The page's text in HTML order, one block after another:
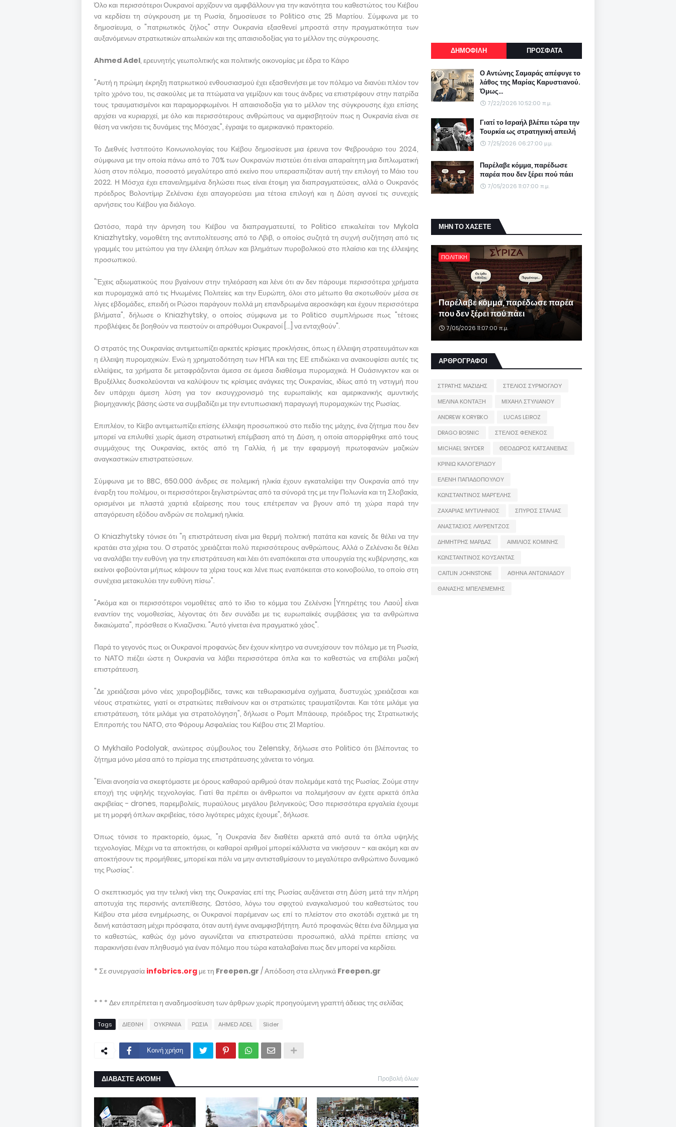
Όλο και περισσότεροι Ουκρανοί αρχίζουν να αμφιβάλλουν για την ικανότητα του καθεστώτος του Κιέβου
να κερδίσει τη σύγκρουση με τη Ρωσία, δημοσίευσε το Politico στις 25 Μαρτίου. Σύμφωνα με το
δημοσίευμα, ο "πατριωτικός ζήλος" στην Ουκρανία εξασθενεί μπροστά στην πραγματικότητα των
αυξανόμενων στρατιωτικών απωλειών και της απαισιοδοξίας για το μέλλον της σύγκρουσης.
Ahmed Adel, ερευνητής γεωπολιτικής και πολιτικής οικονομίας με έδρα το Κάιρο
"Αυτή η πρώιμη έκρηξη πατριωτικού ενθουσιασμού έχει εξασθενήσει με τον πόλεμο να διανύει πλέον τον
τρίτο χρόνο του, τις σακούλες με τα πτώματα να γεμίζουν και τους άνδρες να επιστρέφουν στην πατρίδα
τους τραυματισμένοι και παραμορφωμένοι. Η απαισιοδοξία για το μέλλον της σύγκρουσης έχει επίσης
αρχίσει να κυριαρχεί, με όλο και περισσότερους ανθρώπους να αμφισβητούν πως η Ουκρανία είναι σε
θέση να νικήσει τις δυνάμεις της Μόσχας", έγραψε το αμερικανικό πρακτορείο.
Το Διεθνές Ινστιτούτο Κοινωνιολογίας του Κιέβου δημοσίευσε μια έρευνα τον Φεβρουάριο του 2024,
σύμφωνα με την οποία πάνω από το 70% των Ουκρανών πιστεύει ότι είναι απαραίτητη μια διπλωματική
λύση στον πόλεμο, ποσοστό μεγαλύτερο από εκείνο που υπερασπιζόταν αυτή την επιλογή το Μάιο του
2022. Η Μόσχα έχει επανειλημμένα δηλώσει πως είναι έτοιμη για διαπραγματεύσεις, αλλά ο Ουκρανός
πρόεδρος Βολοντίμιρ Ζελένσκι έχει απαγορεύσει μια τέτοια επιλογή και η Δύση αγνοεί τις συνεχείς
αρνήσεις του Κιέβου για διάλογο.
Ωστόσο, παρά την άρνηση του Κιέβου να διαπραγματευτεί, το Politico επικαλείται τον Mykola
Kniazhytsky, νομοθέτη της αντιπολίτευσης από το Λβιβ, ο οποίος συζητά τη συχνή συζήτηση από τις
γραμμές του μετώπου για την έλλειψη όπλων και βλημάτων πυροβολικού στο πλαίσιο και της έλλειψης
προσωπικού.
"Έχεις αξιωματικούς που βγαίνουν στην τηλεόραση και λένε ότι αν δεν πάρουμε περισσότερα χρήματα
και πυρομαχικά από τις Ηνωμένες Πολιτείες και την Ευρώπη, όλοι στο μέτωπο θα σκοτωθούν μέσα σε
λίγες εβδομάδες, επειδή οι Ρώσοι παράγουν πολλά μη επανδρωμένα αεροσκάφη και έχουν περισσότερα
βλήματα", δήλωσε ο Kniazhytsky, ο οποίος σύμφωνα με το Politico συμπλήρωσε πως "τέτοιες
προβλέψεις δε βοηθούν να πειστούν οι απρόθυμοι Ουκρανοί [...] να ενταχθούν".
Ο στρατός της Ουκρανίας αντιμετωπίζει αρκετές κρίσιμες προκλήσεις, όπως η έλλειψη στρατευμάτων και
η έλλειψη πυρομαχικών. Ενώ η χρηματοδότηση των ΗΠΑ και της ΕΕ επιδιώκει να ανακουφίσει αυτές τις
ελλείψεις, τα χρήματα δε μεταφράζονται άμεσα σε άμεσα διαθέσιμα πυρομαχικά. Η Ουάσινγκτον και οι
Βρυξέλλες δυσκολεύονται να καλύψουν τις κρίσιμες ανάγκες της Ουκρανίας, ιδίως από τη νστιγμή που
δεν υπάρχει άμεση λύση για τον εκσυγχρονισμό της ευρωπαϊκής και αμερικανικής αμυντικής
βιομηχανικής βάσης ώστε να συμβαδίζει με την εντυπωσιακή παραγωγή πυρομαχικών της Ρωσίας.
Επιπλέον, το Κίεβο αντιμετωπίζει επίσης έλλειψη προσωπικού στο πεδίο της μάχης, ένα ζήτημα που δεν
μπορεί να επιλυθεί χωρίς άμεση στρατιωτική επέμβαση από τη Δύση, η οποία απορρίφθηκε από τους
συμμάχους της Ουκρανίας, εκτός από τη Γαλλία, ή με την εφαρμογή πρωτοφανών μαζικών
αναγκαστικών επιστρατεύσεων.
Σύμφωνα με το BBC, 650.000 άνδρες σε πολεμική ηλικία έχουν εγκαταλείψει την Ουκρανία από την
έναρξη του πολέμου, οι περισσότεροι ξεγλιστρώντας από τα σύνορά της με την Πολωνία και τη Σλοβακία,
ορισμένοι με πλαστά χαρτιά εξαίρεσης που τους επέτρεπαν να βγουν από τη χώρα παρά την
απαγόρευση εξόδου ανδρών σε πολεμική ηλικία.
Ο Kniazhytsky τόνισε ότι "η επιστράτευση είναι μια θερμή πολιτική πατάτα και κανείς δε θέλει να την
κρατάει στα χέρια του. Ο στρατός χρειάζεται πολύ περισσότερους ανθρώπους. Αλλά ο Ζελένσκι δε θέλει
να αναλάβει την ευθύνη για την επιστράτευση και λέει ότι εναπόκειται στα υπουργεία της κυβέρνησης, και
εκείνοι φοβούνται μήπως κάψουν τα χέρια τους και λένε πως εναπόκειται στο κοινοβούλιο, το οποίο στη
συνέχεια μετακυλύει την ευθύνη πίσω".
"Ακόμα και οι περισσότεροι νομοθέτες από το ίδιο το κόμμα του Ζελένσκι [Υπηρέτης του Λαού] είναι
εναντίον της νομοθεσίας, λέγοντας ότι δεν συνάδει με τις ευρωπαϊκές συμβάσεις για τα ανθρώπινα
δικαιώματα", πρόσθεσε ο Κνιαζίνσκι. "Αυτό γίνεται ένα πραγματικό χάος".
Παρά το γεγονός πως οι Ουκρανοί προφανώς δεν έχουν κίνητρο να συνεχίσουν τον πόλεμο με τη Ρωσία,
το ΝΑΤΟ πιέζει ώστε η Ουκρανία να λάβει περισσότερα όπλα και το καθεστώς να επιβάλει μαζική
επιστράτευση.
"Δε χρειάζεσαι μόνο νέες χειροβομβίδες, τανκς και τεθωρακισμένα οχήματα, δυστυχώς χρειάζεσαι και
νέους στρατιώτες, γιατί οι στρατιώτες πεθαίνουν και οι στρατιώτες τραυματίζονται. Και τότε μιλάμε για
επιστράτευση, τότε μιλάμε για στρατολόγηση", δήλωσε ο Ρομπ Μπάουερ, πρόεδρος της Στρατιωτικής
Επιτροπής του ΝΑΤΟ, στο Φόρουμ Ασφαλείας του Κιέβου στις 21 Μαρτίου.
Ο Mykhailo Podolyak, ανώτερος σύμβουλος του Zelensky, δήλωσε στο Politico ότι βλέποντας το
ζήτημα μόνο μέσα από το πρίσμα της επιστράτευσης χάνεται το νόημα.
"Είναι ανοησία να σκεφτόμαστε με όρους καθαρού αριθμού όταν πολεμάμε κατά της Ρωσίας. Ζούμε στην
εποχή της υψηλής τεχνολογίας. Γιατί θα πρέπει οι άνθρωποι να πολεμήσουν αν έχετε αρκετά όπλα
ακριβείας - drones, παρεμβολείς, πυραύλους μεγάλου βεληνεκούς; Όσο περισσότερα εργαλεία έχουμε
με τη μορφή όπλων ακριβείας, τόσο λιγότερες μάχες έχουμε", δήλωσε.
Όπως τόνισε το πρακτορείο, όμως, "η Ουκρανία δεν διαθέτει αρκετά από αυτά τα όπλα υψηλής
τεχνολογίας. Μέχρι να τα αποκτήσει, οι καθαροί αριθμοί μπορεί κάλλιστα να νικήσουν - και ακόμη και αν
αποκτήσουν τις προμήθειες, μπορεί και πάλι να μην αντισταθμίσουν το μεγαλύτερο ανθρώπινο δυναμικό
της Ρωσίας".
Ο σκεπτικισμός για την τελική νίκη της Ουκρανίας επί της Ρωσίας αυξάνεται στη Δύση μετά την πλήρη
αποτυχία της περσινής αντεπίθεσης. Ωστόσο, λόγω του σφιχτού εναγκαλισμού του καθεστώτος του
Κιέβου στα μέσα ενημέρωσης, οι Ουκρανοί παρέμεναν ως επί το πλείστον στο σκοτάδι σχετικά με τη
δεινή κατάσταση μέχρι πρόσφατα, όταν αυτή έγινε αναμφισβήτητη. Αυτό προφανώς θέτει ένα δίλημμα για
το καθεστώς, καθώς όχι μόνο αγωνίζεται να επιστρατεύσει προσωπικό, αλλά πρέπει επίσης να
παρακινήσει έναν πληθυσμό για έναν πόλεμο που τώρα καταλαβαίνει πως δεν μπορεί να κερδίσει.
* Σε συνεργασία infobrics.org με τη Freepen.gr / Απόδοση στα ελληνικά Freepen.gr
* * * Δεν επιτρέπεται η αναδημοσίευση των άρθρων χωρίς προηγούμενη γραπτή άδειας της σελίδας
Tags ΔΙΕΘΝΗ ΟΥΚΡΑΝΙΑ ΡΩΣΙΑ AHMED ADEL Slider
Κοινή χρήση
ΔΙΑΒΑΣΤΕ ΑΚΌΜΗ Προβολή όλων
ΔΗΜΟΦΙΛΗ ΠΡΟΣΦΑΤΑ
Ο Αντώνης Σαμαράς απέφυγε το
λάθος της Μαρίας Καρυστιανού.
Όμως...
7/22/2026 10:52:00 π.μ.
Γιατί το Ισραήλ βλέπει τώρα την
Τουρκία ως στρατηγική απειλή
7/25/2026 06:27:00 μ.μ.
Παρέλαβε κόμμα, παρέδωσε
παρέα που δεν ξέρει πού πάει
7/05/2026 11:07:00 π.μ.
ΜΗΝ ΤΟ ΧΑΣΕΤΕ
ΠΟΛΙΤΙΚΗ
Παρέλαβε κόμμα, παρέδωσε παρέα
που δεν ξέρει πού πάει
7/05/2026 11:07:00 π.μ.
ΑΡΘΡΟΓΡΑΦΟΙ
ΣΤΡΑΤΗΣ ΜΑΖΙΔΗΣ
ΣΤΕΛΙΟΣ ΣΥΡΜΟΓΛΟΥ
ΜΕΛΙΝΑ ΚΟΝΤΑΞΗ
ΜΙΧΑΗΛ ΣΤΥΛΙΑΝΟΥ
ANDREW KORYBKO
LUCAS LEIROZ
DRAGO BOSNIC
ΣΤΕΛΙΟΣ ΦΕΝΕΚΟΣ
MICHAEL SNYDER
ΘΕΟΔΩΡΟΣ ΚΑΤΣΑΝΕΒΑΣ
ΚΡΙΝΙΩ ΚΑΛΟΓΕΡΙΔΟΥ
ΕΛΕΝΗ ΠΑΠΑΔΟΠΟΥΛΟΥ
ΚΩΝΣΤΑΝΤΙΝΟΣ ΜΑΡΓΕΛΗΣ
ΖΑΧΑΡΙΑΣ ΜΥΤΙΛΗΝΙΟΣ
ΣΠΥΡΟΣ ΣΤΑΛΙΑΣ
ΑΝΑΣΤΑΣΙΟΣ ΛΑΥΡΕΝΤΖΟΣ
ΔΗΜΗΤΡΗΣ ΜΑΡΔΑΣ
ΑΙΜΙΛΙΟΣ ΚΟΜΙΝΗΣ
ΚΩΝΣΤΑΝΤΙΝΟΣ ΚΟΥΣΑΝΤΑΣ
CAITLIN JOHNSTONE
ΑΘΗΝΑ ΑΝΤΩΝΙΑΔΟΥ
ΘΑΝΑΣΗΣ ΜΠΕΛΕΜΕΜΗΣ